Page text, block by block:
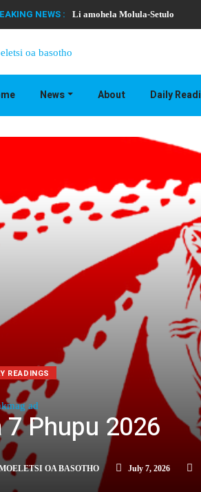
NEWS : Li amohela Molula-Setulo
News About Daily
READINGS
7 Phupu 2026
OA BASOTHO July 7, 2026